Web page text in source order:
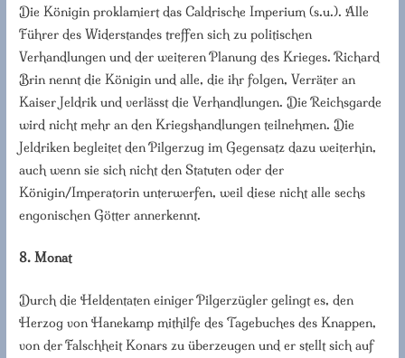
Die Königin proklamiert das Caldrische Imperium (s.u.). Alle
Führer des Widerstandes treffen sich zu politischen
Verhandlungen und der weiteren Planung des Krieges. Richard
Brin nennt die Königin und alle, die ihr folgen, Verräter an
Kaiser Jeldrik und verlässt die Verhandlungen. Die Reichsgarde
wird nicht mehr an den Kriegshandlungen teilnehmen. Die
Jeldriken begleitet den Pilgerzug im Gegensatz dazu weiterhin,
auch wenn sie sich nicht den Statuten oder der
Königin/Imperatorin unterwerfen, weil diese nicht alle sechs
engonischen Götter annerkennt.
8. Monat
Durch die Heldentaten einiger Pilgerzügler gelingt es, den
Herzog von Hanekamp mithilfe des Tagebuches des Knappen,
von der Falschheit Konars zu überzeugen und er stellt sich auf